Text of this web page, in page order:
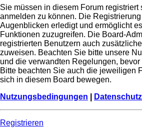
Sie müssen in diesem Forum registriert
anmelden zu können. Die
Augenblicken erledigt und ermöglicht
Funktionen zuzugreifen. Die Board-
registrierten Benutzern auch
zuweisen. Beachten Sie bitte unsere
und die verwandten Regelungen,
Bitte beachten Sie auch die jeweiligen
sich in diesem Board bewegen.
Nutzungsbedingungen
Registrieren